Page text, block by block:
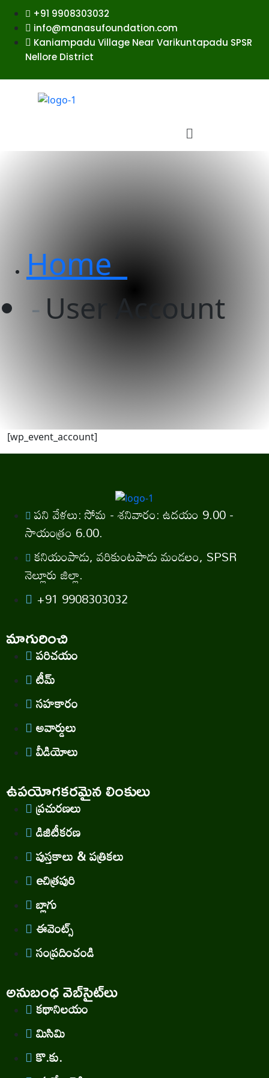
+91 9908303032
info@manasufoundation.com
Kaniampadu Village Near Varikuntapadu SPSR
Nellore District
Home
User Account
[wp_event_account]
పని వేళలు: సోమ - శనివారం: ఉదయం 9.00 -
సాయంత్రం 6.00.
కనియంపాడు, వరికుంటపాడు మండలం, SPSR
నెల్లూరు జిల్లా.
+91 9908303032
మాగురించి
పరిచయం
టీమ్
సహకారం
అవార్డులు
వీడియోలు
ఉపయోగకరమైన లింకులు
ప్రచురణలు
డిజిటీకరణ
పుస్తకాలు & పత్రికలు
eచిత్రపురి
బ్లాగు
ఈవెంట్స్
సంప్రదించండి
అనుబంధ వెబ్‌సైట్‌లు
కథానిలయం
మిసిమి
కొ.కు.